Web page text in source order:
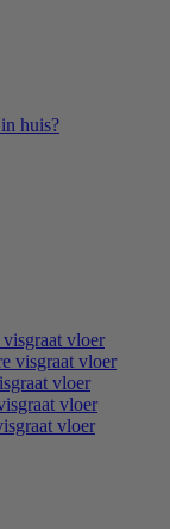
huis?
vloer
visgraat vloer
vloer
vloer
vloer